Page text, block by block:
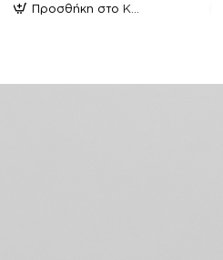
Προσθήκη στο Καλάθι